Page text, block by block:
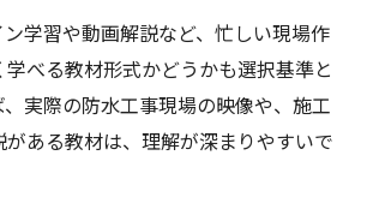
学習や動画解説など、忙しい現場作
べる教材形式かどうかも選択基準と
実際の防水工事現場の映像や、施工
ある教材は、理解が深まりやすいで